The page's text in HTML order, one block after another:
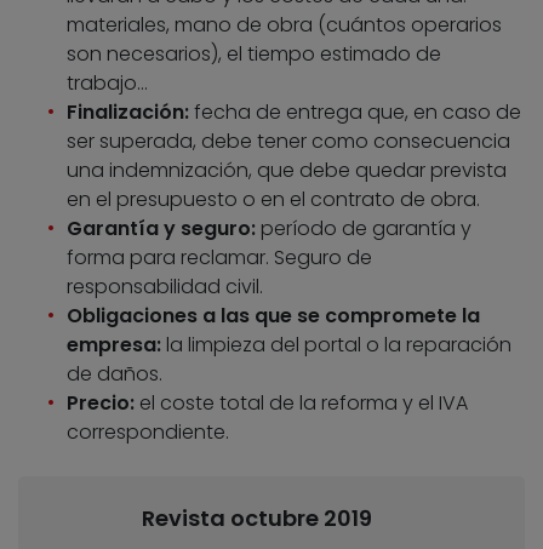
materiales, mano de obra (cuántos operarios
son necesarios), el tiempo estimado de
trabajo…
Finalización:fecha de entrega que, en caso de
ser superada, debe tener como consecuencia
una indemnización, que debe quedar prevista
en el presupuesto o en el contrato de obra.
Garantía y seguro: período de garantía y
forma para reclamar. Seguro de
responsabilidad civil.
Obligaciones a las que se compromete la
empresa: la limpieza del portal o la reparación
de daños.
Precio: el coste total de la reforma y el IVA
correspondiente.
Revista octubre 2019